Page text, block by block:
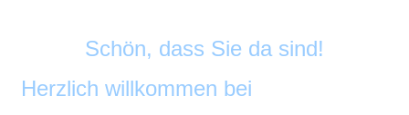
Schön, dass Sie da sind!
Herzlich willkommen bei